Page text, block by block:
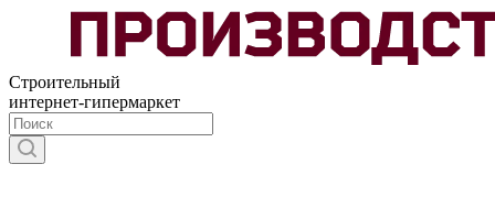
Строительный
интернет-гипермаркет